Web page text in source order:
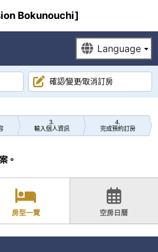
Bokunouchi]
確認∕變更∕取消訂房
3
輸入個人資訊
4
完成預約訂房
。
房型一覽 空房日曆